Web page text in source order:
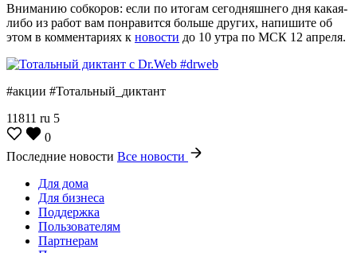
Вниманию собкоров: если по итогам сегодняшнего дня какая-
либо из работ вам понравится больше других, напишите об
этом в комментариях к новости до 10 утра по МСК 12 апреля.
#акции #Тотальный_диктант
11811 ru 5
0
Последние новости Все новости
Для дома
Для бизнеса
Поддержка
Пользователям
Партнерам